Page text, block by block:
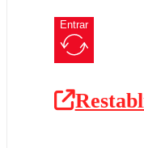
Entrar